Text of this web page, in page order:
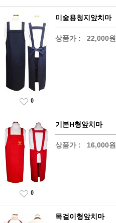
미술용청지앞치마
상품가 : 22,000원
0
기본H형앞치마
상품가 : 16,000원
0
목걸이형앞치마